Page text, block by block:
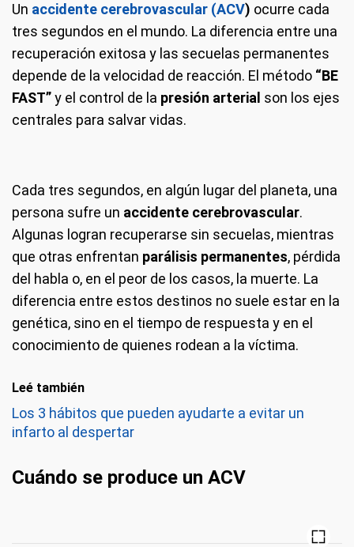
Un accidente cerebrovascular (ACV) ocurre cada
tres segundos en el mundo. La diferencia entre una
recuperación exitosa y las secuelas permanentes
depende de la velocidad de reacción. El método “BE
FAST”y el control de la presión arterial son los ejes
centrales para salvar vidas.
Cada tres segundos, en algún lugar del planeta, una
persona sufre un accidente cerebrovascular.
Algunas logran recuperarse sin secuelas, mientras
que otras enfrentan parálisis permanentes, pérdida
del habla o, en el peor de los casos, la muerte. La
diferencia entre estos destinos no suele estar en la
genética, sino en el tiempo de respuesta y en el
conocimiento de quienes rodean a la víctima.
Leé también
Los 3 hábitos que pueden ayudarte a evitar un
infarto al despertar
Cuándo se produce un ACV